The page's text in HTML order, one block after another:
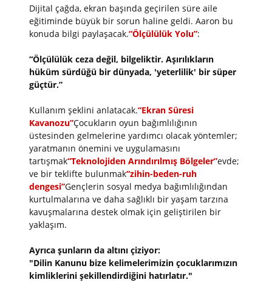
Dijital çağda, ekran başında geçirilen süre aile
eğitiminde büyük bir sorun haline geldi. Aaron bu
konuda bilgi paylaşacak.“Ölçülülük Yolu”:
“Ölçülülük ceza değil, bilgeliktir. Aşırılıkların
hüküm sürdüğü bir dünyada, 'yeterlilik' bir süper
güçtür.”
Kullanım şeklini anlatacak.“Ekran Süresi
Kavanozu”Çocukların oyun bağımlılığının
üstesinden gelmelerine yardımcı olacak yöntemler;
yaratmanın önemini ve uygulamasını
tartışmak“Teknolojiden Arındırılmış Bölgeler”evde;
ve bir teklifte bulunmak“zihin-beden-ruh
dengesi”Gençlerin sosyal medya bağımlılığından
kurtulmalarına ve daha sağlıklı bir yaşam tarzına
kavuşmalarına destek olmak için geliştirilen bir
yaklaşım.
Ayrıca şunların da altını çiziyor:
"Dilin Kanunu bize kelimelerimizin çocuklarımızın
kimliklerini şekillendirdiğini hatırlatır."